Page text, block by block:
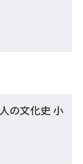
の文化史 小